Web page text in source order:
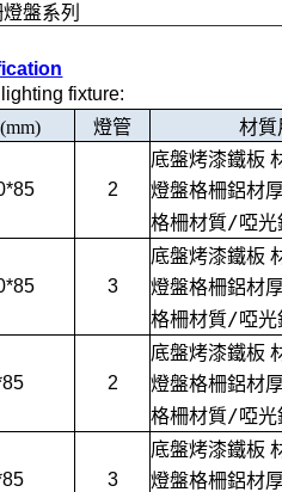
盤系列
fixture:
燈管 材質
2
底盤烤漆鐵板
燈盤格柵鋁材
格柵材質/啞
3
底盤烤漆鐵板
燈盤格柵鋁材
格柵材質/啞
2
底盤烤漆鐵板
燈盤格柵鋁材
格柵材質/啞
3
底盤烤漆鐵板
燈盤格柵鋁材